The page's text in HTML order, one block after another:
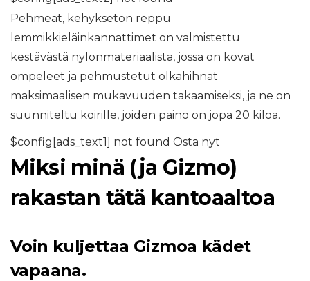
Pehmeät, kehyksetön reppu
lemmikkieläinkannattimet on valmistettu
kestävästä nylonmateriaalista, jossa on kovat
ompeleet ja pehmustetut olkahihnat
maksimaalisen mukavuuden takaamiseksi, ja ne on
suunniteltu koirille, joiden paino on jopa 20 kiloa.
$config[ads_text1] not found Osta nyt
Miksi minä (ja Gizmo)
rakastan tätä kantoaaltoa
Voin kuljettaa Gizmoa kädet
vapaana.